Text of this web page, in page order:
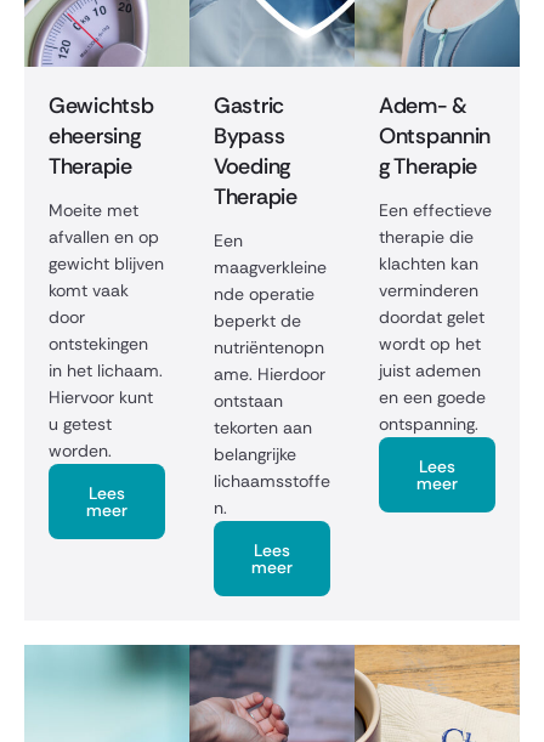
Gewichtsb
eheersing
Therapie
Moeite met
afvallen en op
gewicht blijven
komt vaak
door
ontstekingen
in het lichaam.
Hiervoor kunt
u getest
worden.
Lees
meer
Gastric
Bypass
Voeding
Therapie
Een
maagverkleine
nde operatie
beperkt de
nutriëntenopn
ame. Hierdoor
ontstaan
tekorten aan
belangrijke
lichaamsstoffe
n.
Lees
meer
Adem- &
Ontspannin
g Therapie
Een effectieve
therapie die
klachten kan
verminderen
doordat gelet
wordt op het
juist ademen
en een goede
ontspanning.
Lees
meer